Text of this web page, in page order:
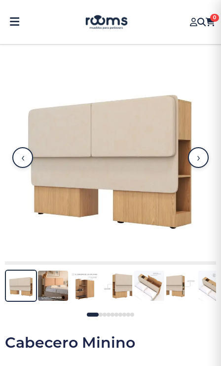
0
‹ ›
Cabecero Minino